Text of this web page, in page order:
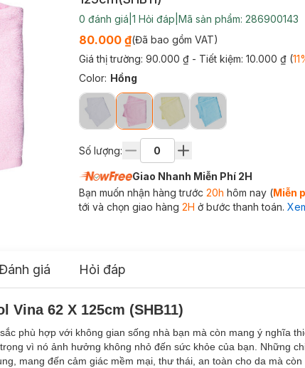
0 đánh giá 1 Hỏi đáp Mã sản phẩm: 286900143
80.000 ₫(Đã bao gồm VAT)
Giá thị trường: 90.000 ₫ - Tiết kiệm: 10.000 ₫(11
Color: Hồng
Số lượng:
Giao Nhanh Miễn Phí 2H
Bạn muốn nhận hàng trước 20h hôm nay (Miễn
tới và chọn giao hàng 2H ở bước thanh toán.
giá Hỏi đáp
Vina 62 X 125cm (SHB11)
phù hợp với không gian sống nhà bạn mà còn mang ý nghĩa
vì nó ảnh hưởng không nhỏ đến sức khỏe của bạn. Những
mang đến cảm giác mềm mại, thư thái, an toàn cho da mà